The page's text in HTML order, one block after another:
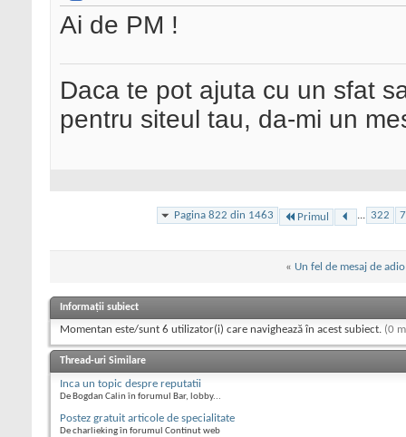
Ai de PM !
Daca te pot ajuta cu un sfat
pentru siteul tau, da-mi un
Pagina 822 din 1463 Primul ... 322
« Un fel de mesaj de adio
Informații subiect
Momentan este/sunt 6 utilizator(i) care navighează în acest subiect. (0
Thread-uri Similare
Inca un topic despre reputatii
De Bogdan Calin în forumul Bar, lobby...
Postez gratuit articole de specialitate
De charlieking în forumul Continut web